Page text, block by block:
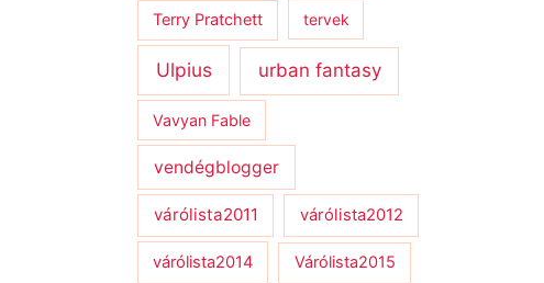
Terry Pratchett tervek
Ulpius urban fantasy
Vavyan Fable
vendégblogger
várólista2011 várólista2012
várólista2014 Várólista2015